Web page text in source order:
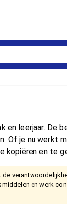
leerjaar. De
je nu werkt
en te
en werk